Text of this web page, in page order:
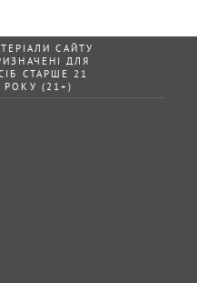
САЙТУ
ДЛЯ
СТАРШЕ 21
РОКУ (21+)